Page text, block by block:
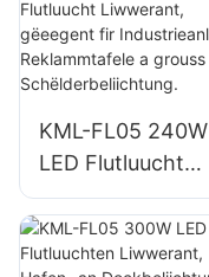
Lagerberäicher
Beliichtung
KML-FL05 240W
LED Flutluucht
Liwwerant,
gëeegent fir
Industrieanlagen,